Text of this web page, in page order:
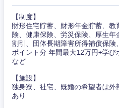
【制度】
財形住宅貯蓄、財形年金貯蓄、
険、健康保険、労災保険、厚生
割引、団体長期障害所得補償保険
ポイント分 年間最大12万円+学び
など
【施設】
独身寮、社宅、既婚の希望者は外
あり